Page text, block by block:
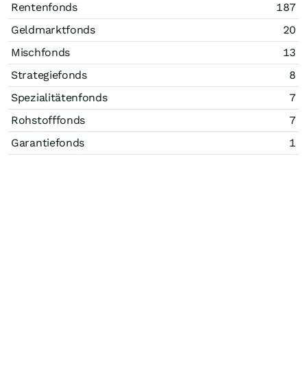
Rentenfonds
187
Geldmarktfonds
20
Mischfonds
13
Strategiefonds
8
Spezialitätenfonds
7
Rohstofffonds
7
Garantiefonds
1